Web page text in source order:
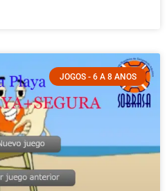
JOGOS - 6 A 8 ANOS